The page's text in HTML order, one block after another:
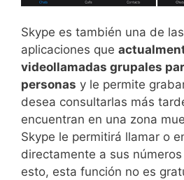
Skype es también una de
aplicaciones que
videollamadas grupales
personas y le permite
desea consultarlas más
encuentran en una zona
Skype le permitirá llamar o
directamente a sus
esto, esta función no es